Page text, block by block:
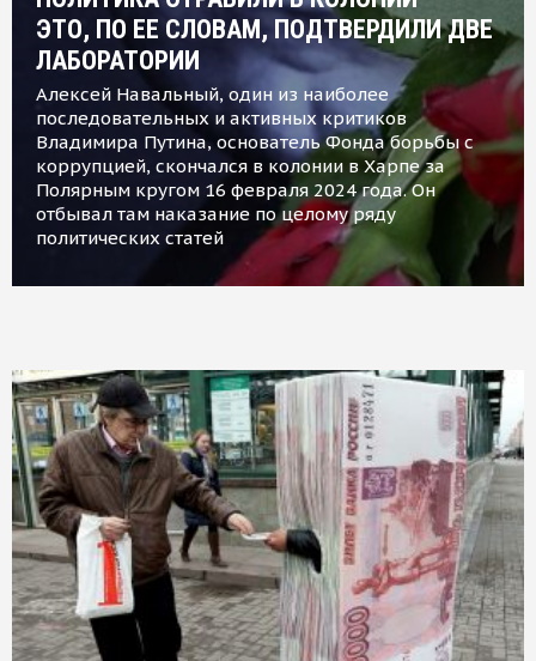
ЭТО, ПО ЕЕ СЛОВАМ, ПОДТВЕРДИЛИ ДВЕ
ЛАБОРАТОРИИ
Алексей Навальный, один из наиболее
последовательных и активных критиков
Владимира Путина, основатель Фонда борьбы с
коррупцией, скончался в колонии в Харпе за
Полярным кругом 16 февраля 2024 года. Он
отбывал там наказание по целому ряду
политических статей